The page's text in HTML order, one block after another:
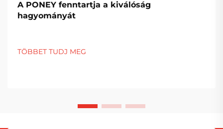
A PONEY fenntartja a kiválóság
hagyományát
TÖBBET TUDJ MEG